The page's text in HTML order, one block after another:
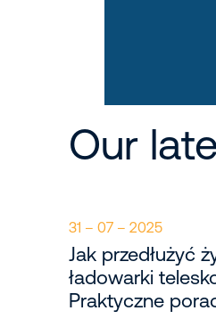
Our
31 – 07 – 2025
Jak przedłużyć
ładowarki
Praktyczne